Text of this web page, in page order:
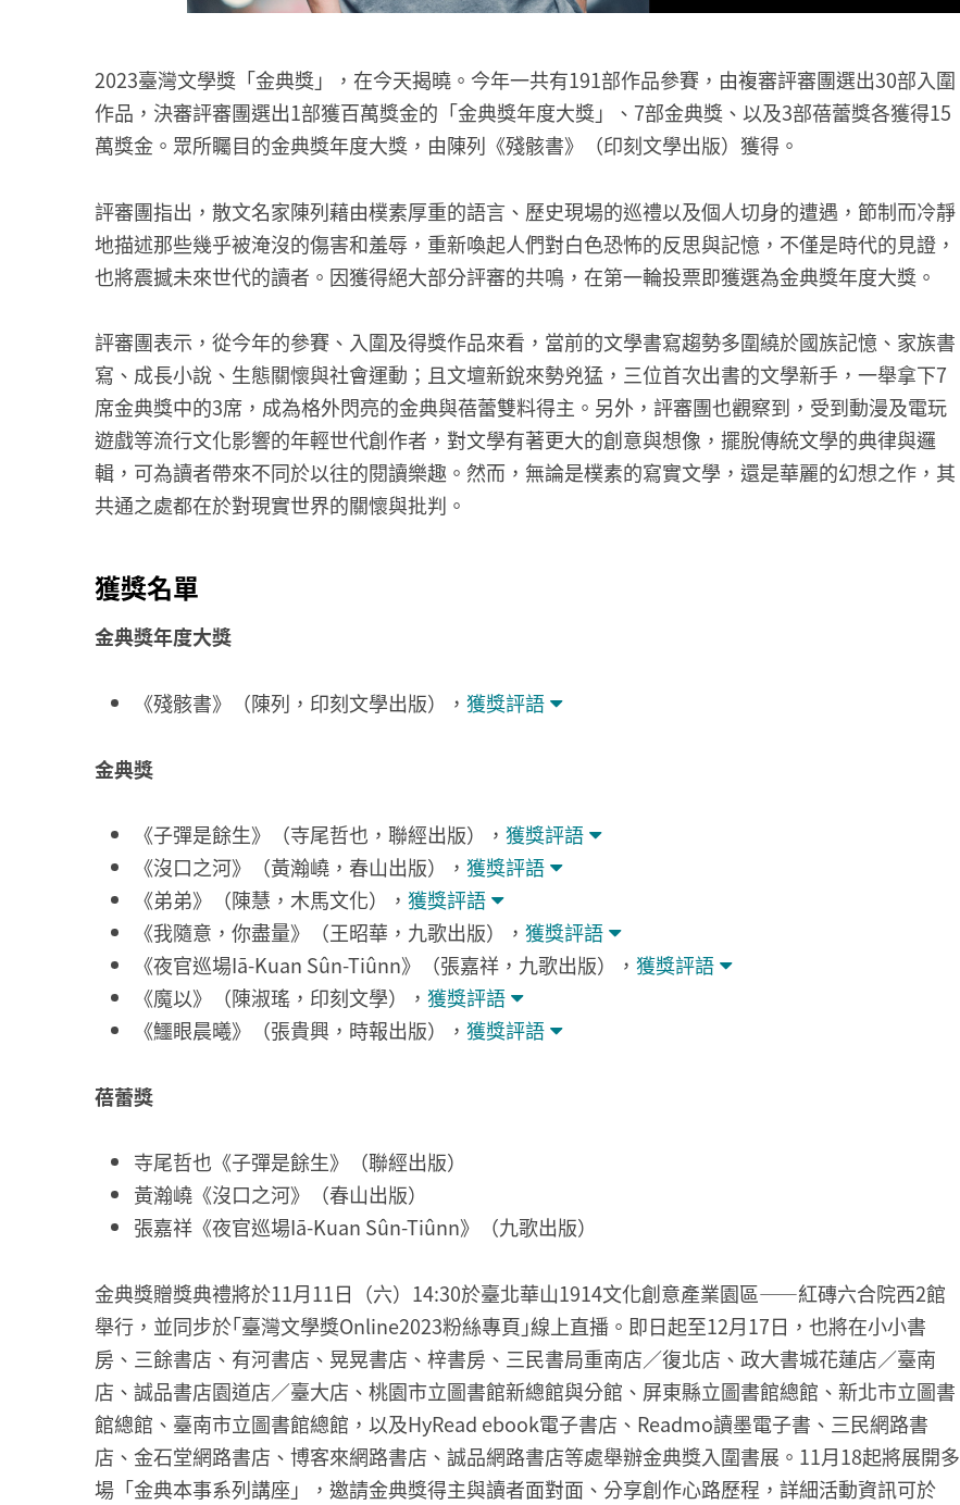
2023臺灣文學獎「金典獎」，在今天揭曉。今年一共有191部作品參賽，由複審評審團選出30部入圍
作品，決審評審團選出1部獲百萬獎金的「金典獎年度大獎」、7部金典獎、以及3部蓓蕾獎各獲得15
萬獎金。眾所矚目的金典獎年度大獎，由陳列《殘骸書》（印刻文學出版）獲得。
評審團指出，散文名家陳列藉由樸素厚重的語言、歷史現場的巡禮以及個人切身的遭遇，節制而冷靜
地描述那些幾乎被淹沒的傷害和羞辱，重新喚起人們對白色恐怖的反思與記憶，不僅是時代的見證，
也將震撼未來世代的讀者。因獲得絕大部分評審的共鳴，在第一輪投票即獲選為金典獎年度大獎。
評審團表示，從今年的參賽、入圍及得獎作品來看，當前的文學書寫趨勢多圍繞於國族記憶、家族書
寫、成長小說、生態關懷與社會運動；且文壇新銳來勢兇猛，三位首次出書的文學新手，一舉拿下7
席金典獎中的3席，成為格外閃亮的金典與蓓蕾雙料得主。另外，評審團也觀察到，受到動漫及電玩
遊戲等流行文化影響的年輕世代創作者，對文學有著更大的創意與想像，擺脫傳統文學的典律與邏
輯，可為讀者帶來不同於以往的閱讀樂趣。然而，無論是樸素的寫實文學，還是華麗的幻想之作，其
共通之處都在於對現實世界的關懷與批判。
獲獎名單
金典獎年度大獎
《殘骸書》（陳列，印刻文學出版）， 獲獎評語
金典獎
《子彈是餘生》（寺尾哲也，聯經出版）， 獲獎評語
《沒口之河》（黃瀚嶢，春山出版）， 獲獎評語
《弟弟》（陳慧，木馬文化）， 獲獎評語
《我隨意，你盡量》（王昭華，九歌出版）， 獲獎評語
《夜官巡場Iā-Kuan Sûn-Tiûnn》（張嘉祥，九歌出版）， 獲獎評語
《魔以》（陳淑瑤，印刻文學）， 獲獎評語
《鱷眼晨曦》（張貴興，時報出版）， 獲獎評語
蓓蕾獎
寺尾哲也《子彈是餘生》（聯經出版）
黃瀚嶢《沒口之河》（春山出版）
張嘉祥《夜官巡場Iā-Kuan Sûn-Tiûnn》（九歌出版）
金典獎贈獎典禮將於11月11日（六）14:30於臺北華山1914文化創意產業園區——紅磚六合院西2館
舉行，並同步於｢臺灣文學獎Online2023粉絲專頁｣線上直播。即日起至12月17日，也將在小小書
房、三餘書店、有河書店、晃晃書店、梓書房、三民書局重南店／復北店、政大書城花蓮店／臺南
店、誠品書店園道店／臺大店、桃園市立圖書館新總館與分館、屏東縣立圖書館總館、新北市立圖書
館總館、臺南市立圖書館總館，以及HyRead ebook電子書店、Readmo讀墨電子書、三民網路書
店、金石堂網路書店、博客來網路書店、誠品網路書店等處舉辦金典獎入圍書展。11月18起將展開多
場「金典本事系列講座」，邀請金典獎得主與讀者面對面、分享創作心路歷程，詳細活動資訊可於